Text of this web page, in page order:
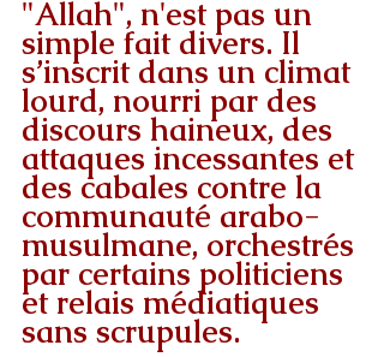
"Allah", n'est pas un
simple fait divers. Il
s’inscrit dans un climat
lourd, nourri par des
discours haineux, des
attaques incessantes et
des cabales contre la
communauté arabo-
musulmane, orchestrés
par certains politiciens
et relais médiatiques
sans scrupules.